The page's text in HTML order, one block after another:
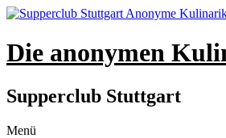
Die anonymen
Supperclub Stuttgart
Menü